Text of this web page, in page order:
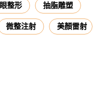
眼整形 抽脂雕塑
微整注射 美顏雷射